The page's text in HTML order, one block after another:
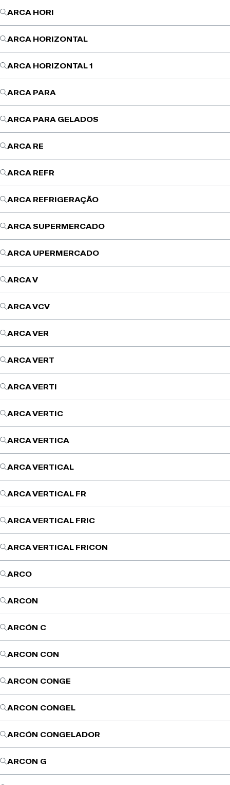
ARCA HORI
ARCA HORIZONTAL
ARCA HORIZONTAL 1
ARCA PARA
ARCA PARA GELADOS
ARCA RE
ARCA REFR
ARCA REFRIGERAÇÃO
ARCA SUPERMERCADO
ARCA UPERMERCADO
ARCA V
ARCA VCV
ARCA VER
ARCA VERT
ARCA VERTI
ARCA VERTIC
ARCA VERTICA
ARCA VERTICAL
ARCA VERTICAL FR
ARCA VERTICAL FRIC
ARCA VERTICAL FRICON
ARCO
ARCON
ARCÓN C
ARCON CON
ARCON CONGE
ARCON CONGEL
ARCÓN CONGELADOR
ARCON G